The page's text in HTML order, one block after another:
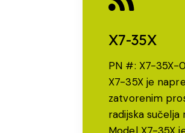
X7-35X
PN #: X7-35X-
X7-35X je
zatvorenim
radijska